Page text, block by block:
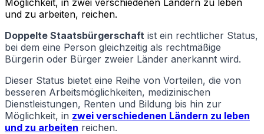
und zu arbeiten, reichen.
Doppelte Staatsbürgerschaft ist ein rechtlicher Status,
bei dem eine Person gleichzeitig als rechtmäßige
Bürgerin oder Bürger zweier Länder anerkannt wird.
Dieser Status bietet eine Reihe von Vorteilen, die von
besseren Arbeitsmöglichkeiten, medizinischen
Dienstleistungen, Renten und Bildung bis hin zur
Möglichkeit, in zwei verschiedenen Ländern zu leben
und zu arbeiten reichen.